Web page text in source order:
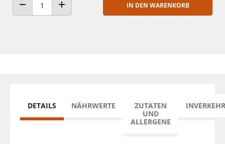
ANZAHL VERRINGERNANZAHL ERHÖHEN
IN DEN WARENKORB
DETAILS NÄHRWERTE
ZUTATEN
UND
ALLERGENE